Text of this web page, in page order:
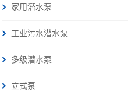
家用潜水泵
工业污水潜水泵
多级潜水泵
立式泵